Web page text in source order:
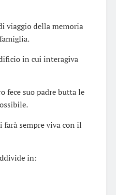
viaggio della memoria
in cui interagiva
fece suo padre butta le
sempre viva con il
in: